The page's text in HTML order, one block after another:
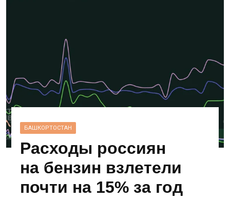
БАШКОРТОСТАН
Расходы россиян
на бензин взлетели
почти на 15% за год